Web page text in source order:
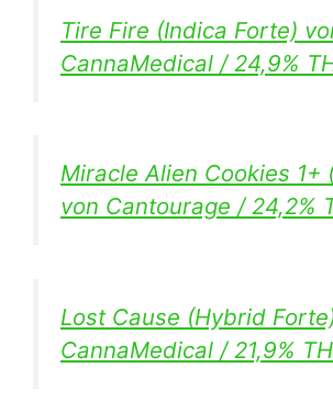
Tire Fire (Indica Forte)
CannaMedical / 24,9%
Miracle Alien Cookies 1+
von Cantourage / 24,2%
Lost Cause (Hybrid
CannaMedical / 21,9%